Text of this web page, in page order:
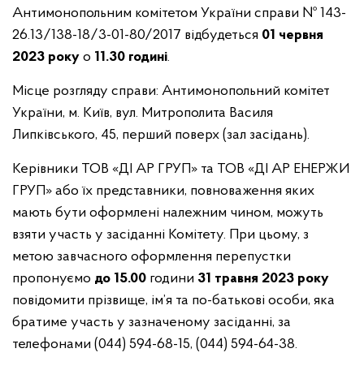
Антимонопольним комітетом України справи № 143-
26.13/138-18/3-01-80/2017 відбудеться 01 червня
2023 року о 11.30 годині.
Місце розгляду справи: Антимонопольний комітет
України, м. Київ, вул. Митрополита Василя
Липківського, 45, перший поверх (зал засідань).
Керівники ТОВ «ДІ АР ГРУП» та ТОВ «ДІ АР ЕНЕРЖИ
ГРУП» або їх представники, повноваження яких
мають бути оформлені належним чином, можуть
взяти участь у засіданні Комітету. При цьому, з
метою завчасного оформлення перепустки
пропонуємо до 15.00 години 31 травня 2023 року
повідомити прізвище, ім’я та по-батькові особи, яка
братиме участь у зазначеному засіданні, за
телефонами (044) 594-68-15, (044) 594-64-38.